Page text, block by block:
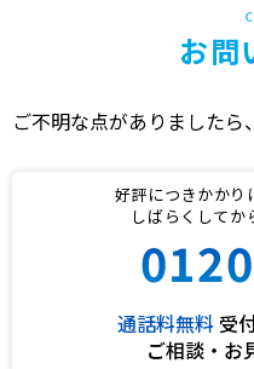
お問
ご不明な点がありましたら
好評につきかかり
しばらくしてか
通話料無料 受
ご相談・お